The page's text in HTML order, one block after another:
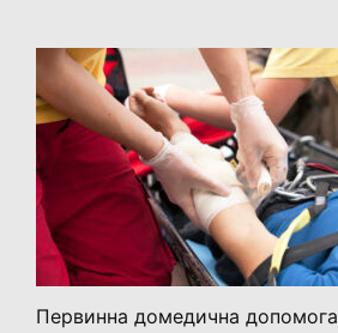
Первинна домедична допомога